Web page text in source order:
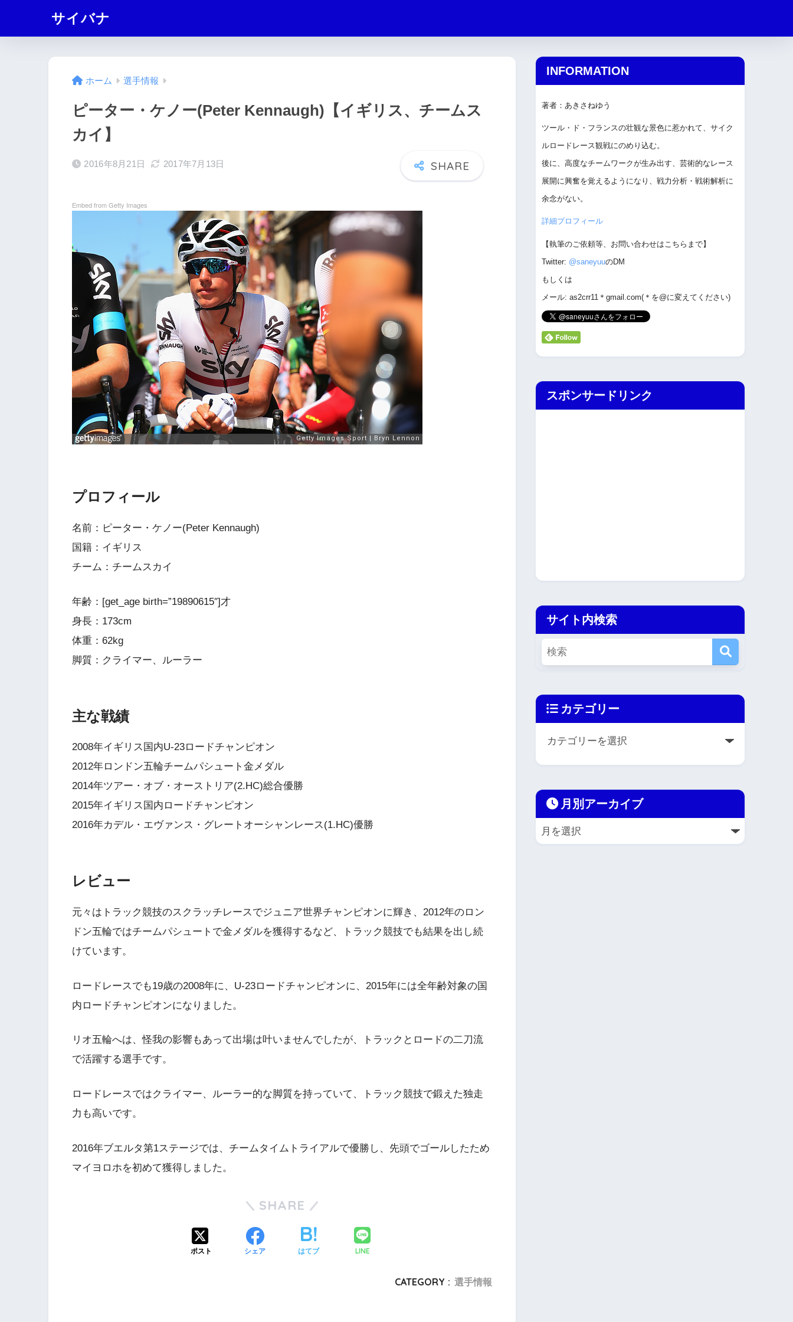
サイバナ
ホーム 選手情報
ピーター・ケノー(Peter Kennaugh)【イギリス、チームス
カイ】
2016年8月21日 2017年7月13日
Embed from Getty Images
プロフィール
名前：ピーター・ケノー(Peter Kennaugh)
国籍：イギリス
チーム：チームスカイ
年齢：[get_age birth=”19890615″]才
身長：173cm
体重：62kg
脚質：クライマー、ルーラー
主な戦績
2008年イギリス国内U-23ロードチャンピオン
2012年ロンドン五輪チームパシュート金メダル
2014年ツアー・オブ・オーストリア(2.HC)総合優勝
2015年イギリス国内ロードチャンピオン
2016年カデル・エヴァンス・グレートオーシャンレース(1.HC)優勝
レビュー
元々はトラック競技のスクラッチレースでジュニア世界チャンピオンに輝き、2012年のロン
ドン五輪ではチームパシュートで金メダルを獲得するなど、トラック競技でも結果を出し続
けています。
ロードレースでも19歳の2008年に、U-23ロードチャンピオンに、2015年には全年齢対象の国
内ロードチャンピオンになりました。
リオ五輪へは、怪我の影響もあって出場は叶いませんでしたが、トラックとロードの二刀流
で活躍する選手です。
ロードレースではクライマー、ルーラー的な脚質を持っていて、トラック競技で鍛えた独走
力も高いです。
2016年ブエルタ第1ステージでは、チームタイムトライアルで優勝し、先頭でゴールしたため
マイヨロホを初めて獲得しました。
SHARE
ポスト シェア はてブ LINE
CATEGORY : 選手情報
INFORMATION
著者：あきさねゆう
ツール・ド・フランスの壮観な景色に惹かれて、サイク
ルロードレース観戦にのめり込む。
後に、高度なチームワークが生み出す、芸術的なレース
展開に興奮を覚えるようになり、戦力分析・戦術解析に
余念がない。
詳細プロフィール
【執筆のご依頼等、お問い合わせはこちらまで】
Twitter: @saneyuuのDM
もしくは
メール: as2crr11＊gmail.com(＊を@に変えてください)
スポンサードリンク
サイト内検索
カテゴリー
月別アーカイブ